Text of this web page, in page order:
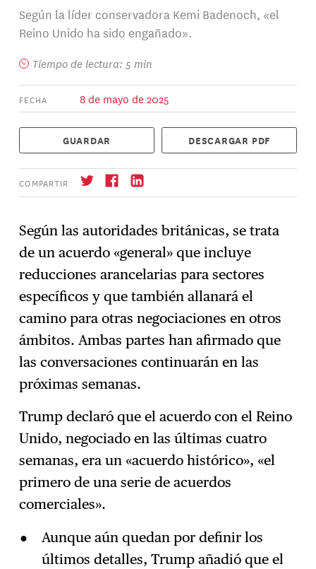
Según la líder conservadora Kemi Badenoch, «el
Reino Unido ha sido engañado».
Tiempo de lectura: 5 min
FECHA 8 de mayo de 2025
GUARDAR DESCARGAR PDF
COMPARTIR
→ Suscríbase
Según las autoridades británicas, se trata
de un acuerdo «general» que incluye
reducciones arancelarias para sectores
específicos y que también allanará el
camino para otras negociaciones en otros
ámbitos. Ambas partes han afirmado que
las conversaciones continuarán en las
próximas semanas.
Trump declaró que el acuerdo con el Reino
Unido, negociado en las últimas cuatro
semanas, era un «acuerdo histórico», «el
primero de una serie de acuerdos
comerciales».
Aunque aún quedan por definir los
últimos detalles, Trump añadió que el